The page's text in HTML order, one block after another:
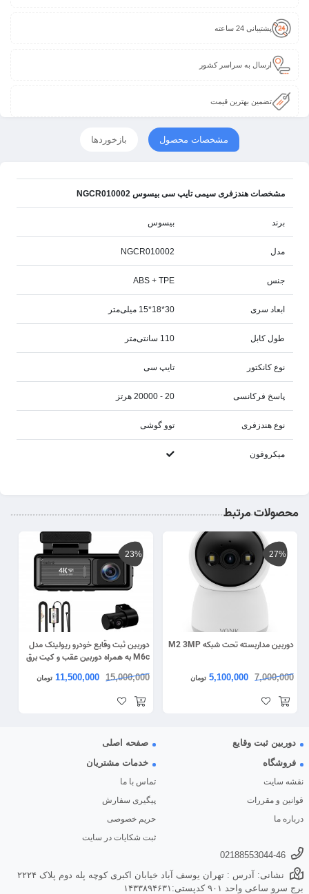
پشتیبانی 24 ساعته
ارسال به سراسر کشور
تضمین بهترین قیمت
مشخصات محصول بازخوردها
مشخصات هندزفری سیمی تایپ سی بیسوس NGCR010002
برند بیسوس
مدل NGCR010002
جنس ABS + TPE
ابعاد سری 30*18*15 میلی‌متر
طول کابل 110 سانتی‌متر
نوع کانکتور تایپ سی
پاسخ فرکانسی 20 - 20000 هرتز
نوع هندزفری توو گوشی
میکروفون
محصولات مرتبط
27%
دوربین مداربسته تحت شبکه M2 3MP
7,000,000
5,100,000 تومان
23%
دوربین ثبت وقایع خودرو ریولینک مدل
M6c به همراه دوربین عقب و کیت برق
مستقیم
15,000,000
11,500,000 تومان
دوربین ثبت وقایع
صفحه اصلی
فروشگاه
نقشه سایت
قوانین و مقررات
درباره ما
خدمات مشتریان
تماس با ما
پیگیری سفارش
حریم خصوصی
ثبت شکایات در سایت
02188553044-46
نشانی: آدرس : تهران یوسف آباد خیابان اکبری کوچه پله دوم پلاک ۲۲۲۴
برج سرو ساعی واحد ۹۰۱ کدپستی:۱۴۳۳۸۹۴۶۳۱